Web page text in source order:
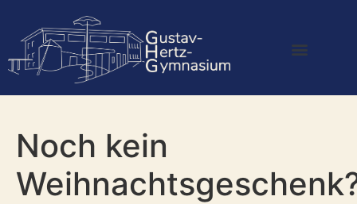
Noch kein